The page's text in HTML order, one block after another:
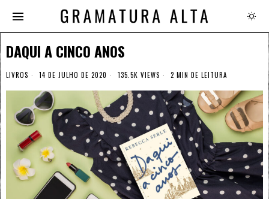
DAQUI A CINCO ANOS
LIVROS 14 DE JULHO DE 2020 135.5K VIEWS 2 MIN DE LEITURA